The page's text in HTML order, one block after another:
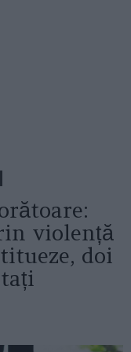
violență
doi